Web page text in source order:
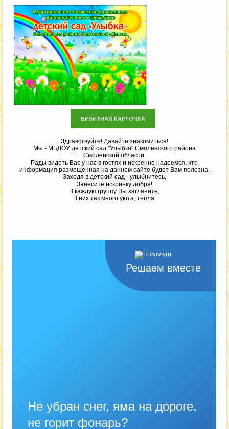
ВИЗИТНАЯ КАРТОЧКА
Здравствуйте! Давайте знакомиться!
Мы - МБДОУ детский сад "Улыбка" Смоленского района
Смоленской области.
Рады видеть Вас у нас в гостях и искренне надеемся, что
информация размещенная на данном сайте будет Вам полезна.
Заходя в детский сад - улыбнитесь,
Занесите искринку добра!
В каждую группу Вы загляните,
В них так много уюта, тепла.
Решаем вместе
Не убран снег, яма на дороге,
не горит фонарь?